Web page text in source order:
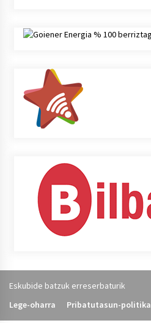
Eskubide batzuk erreserbaturik
Lege-oharra
Pribatutasun-politika